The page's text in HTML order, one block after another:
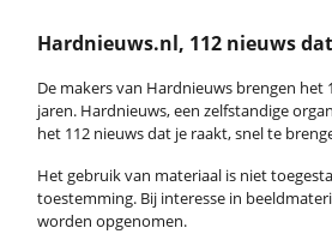
Hardnieuws.nl, 112 nieuws
De makers van Hardnieuws brengen het
jaren. Hardnieuws, een zelfstandige
het 112 nieuws dat je raakt, snel te
Het gebruik van materiaal is niet
toestemming. Bij interesse in
worden opgenomen.